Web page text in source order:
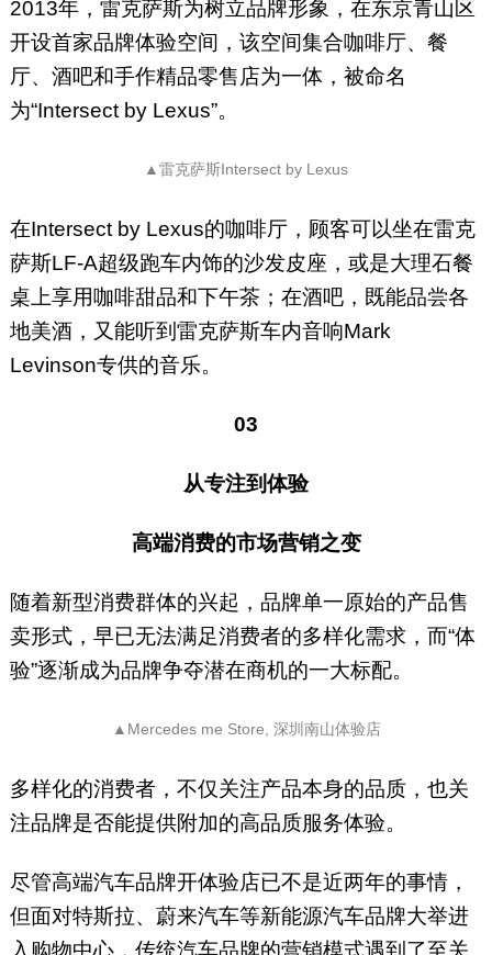
2013年，雷克萨斯为树立品牌形象，在东京青山区
开设首家品牌体验空间，该空间集合咖啡厅、餐
厅、酒吧和手作精品零售店为一体，被命名
为“Intersect by Lexus”。
▲雷克萨斯Intersect by Lexus
在Intersect by Lexus的咖啡厅，顾客可以坐在雷克
萨斯LF-A超级跑车内饰的沙发皮座，或是大理石餐
桌上享用咖啡甜品和下午茶；在酒吧，既能品尝各
地美酒，又能听到雷克萨斯车内音响Mark
Levinson专供的音乐。
03
从专注到体验
高端消费的市场营销之变
随着新型消费群体的兴起，品牌单一原始的产品售
卖形式，早已无法满足消费者的多样化需求，而“体
验”逐渐成为品牌争夺潜在商机的一大标配。
▲Mercedes me Store, 深圳南山体验店
多样化的消费者，不仅关注产品本身的品质，也关
注品牌是否能提供附加的高品质服务体验。
尽管高端汽车品牌开体验店已不是近两年的事情，
但面对特斯拉、蔚来汽车等新能源汽车品牌大举进